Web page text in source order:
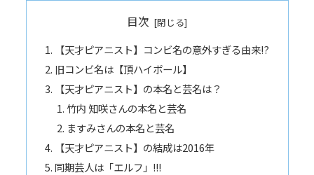
目次
【天才ピアニスト】コンビ名の意外すぎる由来!?
旧コンビ名は【頂ハイボール】
【天才ピアニスト】の本名と芸名は？
竹内 知咲さんの本名と芸名
ますみさんの本名と芸名
【天才ピアニスト】の結成は2016年
同期芸人は「エルフ」!!!